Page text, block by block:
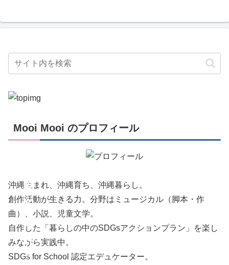
創
動
の
れ
こ
Mooi Mooi のプロフィール
沖縄生まれ、沖縄育ち、沖縄暮らし。
創作活動が生きる力。分野はミュージカル（脚本・作
曲）、小説、児童文学。
自作した「暮らしの中のSDGsアクションプラン」を楽し
みながら実践中。
SDGs for School 認定エデュケーター。